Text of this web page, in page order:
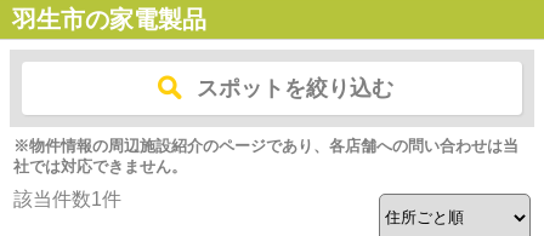
羽生市の家電製品
スポットを絞り込む
※物件情報の周辺施設紹介のページであり、各店舗への問い合わせは当
社では対応できません。
該当件数1件